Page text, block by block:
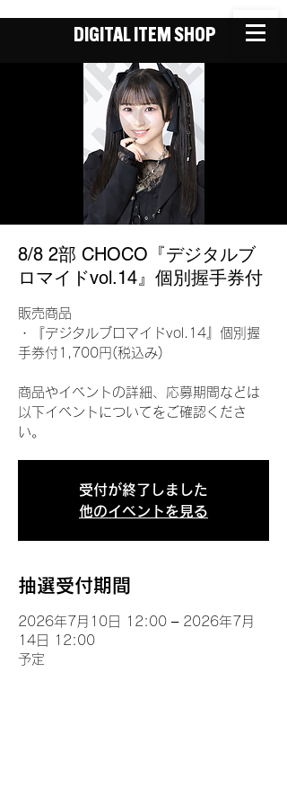
DIGITAL ITEM SHOP
8/8 2部 CHOCO『デジタルブ
ロマイドvol.14』個別握手券付
販売商品
・『デジタルブロマイドvol.14』個別握
手券付1,700円(税込み)
商品やイベントの詳細、応募期間などは
以下イベントについてをご確認くださ
い。
受付が終了しました
他のイベントを見る
抽選受付期間
2026年7月10日 12:00 – 2026年7月
14日 12:00
予定